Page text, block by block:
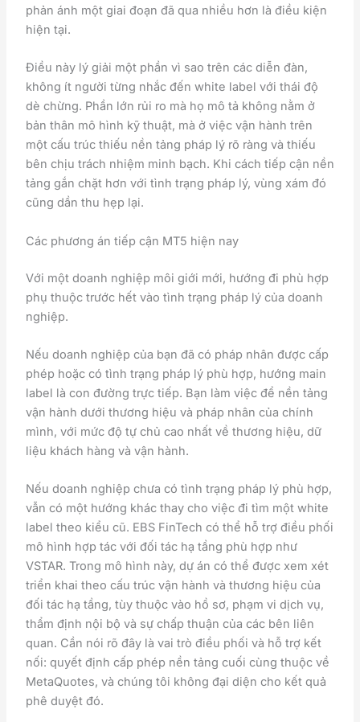
phản ánh một giai đoạn đã qua nhiều hơn là điều kiện
hiện tại.
Điều này lý giải một phần vì sao trên các diễn đàn,
không ít người từng nhắc đến white label với thái độ
dè chừng. Phần lớn rủi ro mà họ mô tả không nằm ở
bản thân mô hình kỹ thuật, mà ở việc vận hành trên
một cấu trúc thiếu nền tảng pháp lý rõ ràng và thiếu
bên chịu trách nhiệm minh bạch. Khi cách tiếp cận nền
tảng gắn chặt hơn với tình trạng pháp lý, vùng xám đó
cũng dần thu hẹp lại.
Các phương án tiếp cận MT5 hiện nay
Với một doanh nghiệp môi giới mới, hướng đi phù hợp
phụ thuộc trước hết vào tình trạng pháp lý của doanh
nghiệp.
Nếu doanh nghiệp của bạn đã có pháp nhân được cấp
phép hoặc có tình trạng pháp lý phù hợp, hướng main
label là con đường trực tiếp. Bạn làm việc để nền tảng
vận hành dưới thương hiệu và pháp nhân của chính
mình, với mức độ tự chủ cao nhất về thương hiệu, dữ
liệu khách hàng và vận hành.
Nếu doanh nghiệp chưa có tình trạng pháp lý phù hợp,
vẫn có một hướng khác thay cho việc đi tìm một white
label theo kiểu cũ. EBS FinTech có thể hỗ trợ điều phối
mô hình hợp tác với đối tác hạ tầng phù hợp như
VSTAR. Trong mô hình này, dự án có thể được xem xét
triển khai theo cấu trúc vận hành và thương hiệu của
đối tác hạ tầng, tùy thuộc vào hồ sơ, phạm vi dịch vụ,
thẩm định nội bộ và sự chấp thuận của các bên liên
quan. Cần nói rõ đây là vai trò điều phối và hỗ trợ kết
nối: quyết định cấp phép nền tảng cuối cùng thuộc về
MetaQuotes, và chúng tôi không đại diện cho kết quả
phê duyệt đó.